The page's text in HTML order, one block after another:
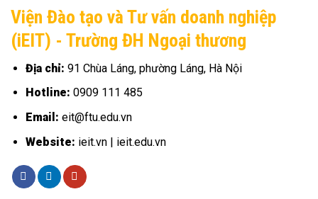
Viện Đào tạo và Tư vấn doanh nghiệp
(iEIT) - Trường ĐH Ngoại thương
Địa chỉ: 91 Chùa Láng, phường Láng, Hà Nội
Hotline: 0909 111 485
Email: eit@ftu.edu.vn
Website: ieit.vn | ieit.edu.vn